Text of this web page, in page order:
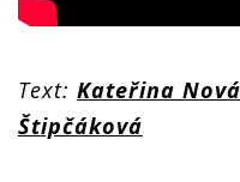
Text: Kateřina
Štipčáková